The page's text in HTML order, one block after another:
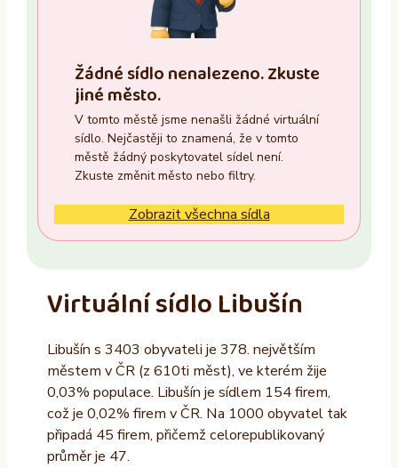
Ano
Ne
Recepce
Ano
Ne
Ne
Provozovatel
ALTAXO SE
COMEFLEX CONSULTING s.r.o.
Firmus a.s.
Žádné sídlo nenalezeno. Zkuste
jiné město.
V tomto městě jsme nenašli žádné virtuální
sídlo. Nejčastěji to znamená, že v tomto
městě žádný poskytovatel sídel není.
Zkuste změnit město nebo filtry.
Zobrazit všechna sídla
Virtuální sídlo Libušín
Libušín s 3403 obyvateli je 378. největším
městem v ČR (z 610ti měst), ve kterém žije
0,03% populace. Libušín je sídlem 154 firem,
což je 0,02% firem v ČR. Na 1000 obyvatel tak
připadá 45 firem, přičemž celorepublikovaný
průměr je 47.